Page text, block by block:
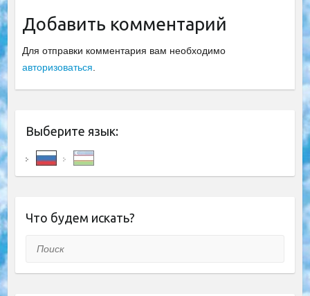
Добавить комментарий
Для отправки комментария вам необходимо
авторизоваться.
Выберите язык:
Что будем искать?
Поиск